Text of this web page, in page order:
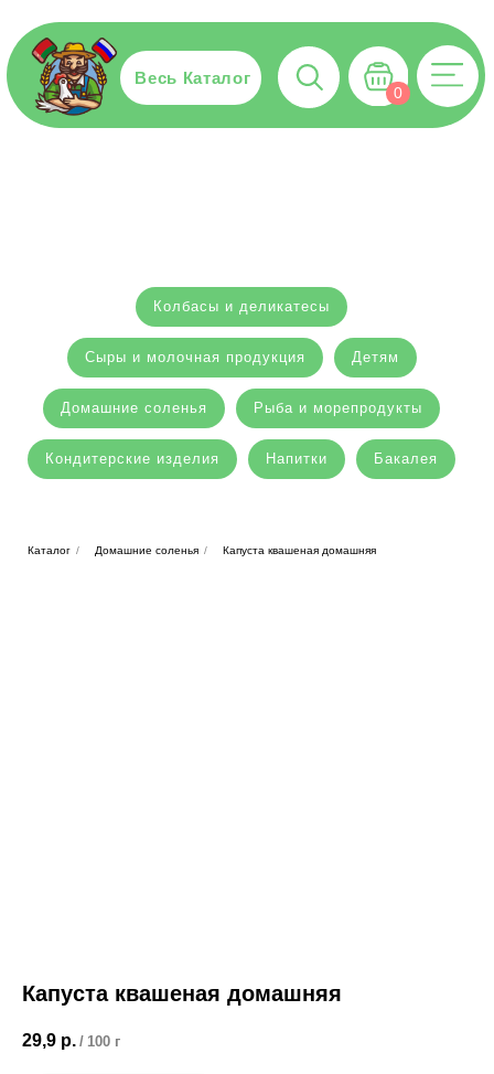
Весь Каталог
0
Колбасы и деликатесы
Сыры и молочная продукция Детям
Домашние соленья Рыба и морепродукты
Кондитерские изделия Напитки Бакалея
Каталог / Домашние соленья / Капуста квашеная домашняя
Капуста квашеная домашняя
29,9 р. / 100 г